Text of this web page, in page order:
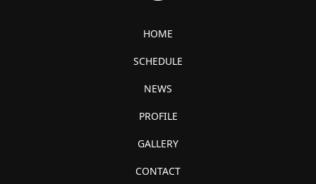
HOME
SCHEDULE
NEWS
PROFILE
GALLERY
CONTACT